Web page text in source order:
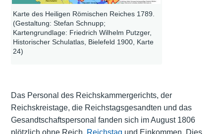
Karte des Heiligen Römischen Reiches 1789.
(Gestaltung: Stefan Schnupp;
Kartengrundlage: Friedrich Wilhelm Putzger,
Historischer Schulatlas, Bielefeld 1900, Karte
24)
Das Personal des Reichskammergerichts, der
Reichskreistage, die Reichstagsgesandten und das
Gesandtschaftspersonal fanden sich im August 1806